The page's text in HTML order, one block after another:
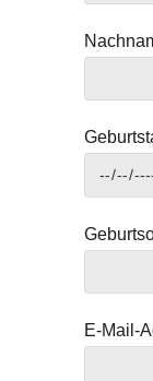
E-Mail-